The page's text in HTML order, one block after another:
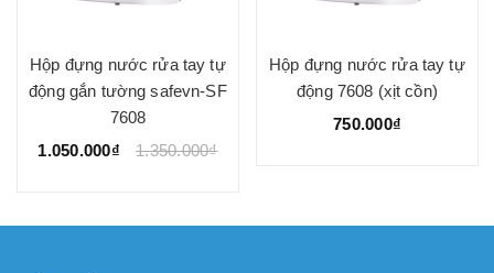
Hộp đựng nước rửa tay tự
động gắn tường safevn-SF
7608
1.050.000₫
1.350.000₫
Hộp đựng nước rửa tay tự
động 7608 (xịt cồn)
750.000₫